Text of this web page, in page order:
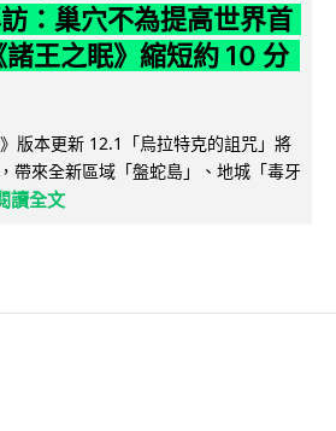
：巢穴不為提高世界首
王之眠》縮短約 10 分
版本更新 12.1「烏拉特克的詛咒」將
帶來全新區域「盤蛇島」、地城「毒牙
讀全文